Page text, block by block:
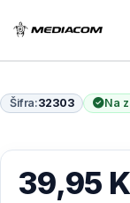
Šifra:32303 Na
39,95